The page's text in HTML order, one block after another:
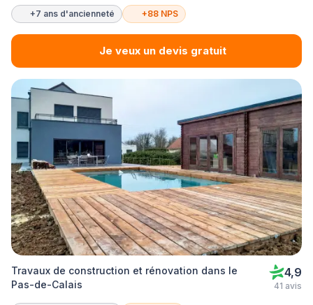
+7 ans d'ancienneté +88 NPS
Je veux un devis gratuit
Travaux de construction et rénovation dans le
Pas-de-Calais
4,9
41 avis